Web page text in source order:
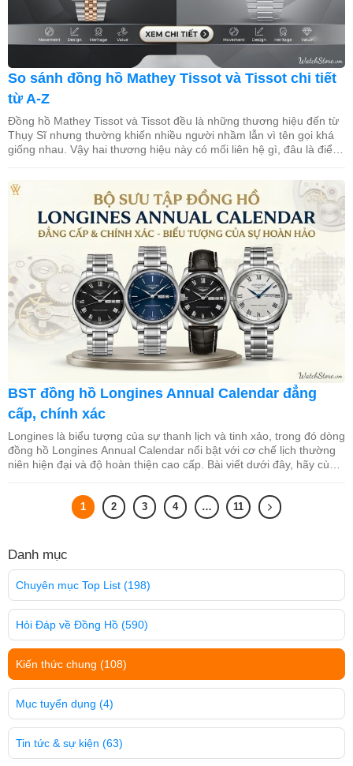
So sánh đồng hồ Mathey Tissot và Tissot chi tiết
từ A-Z
Đồng hồ Mathey Tissot và Tissot đều là những thương hiệu đến từ
Thụy Sĩ nhưng thường khiến nhiều người nhầm lẫn vì tên gọi khá
giống nhau. Vậy hai thương hiệu này có mối liên hệ gì, đâu là điểm
BST đồng hồ Longines Annual Calendar đẳng
cấp, chính xác
Longines là biểu tượng của sự thanh lịch và tinh xảo, trong đó dòng
đồng hồ Longines Annual Calendar nổi bật với cơ chế lịch thường
niên hiện đại và độ hoàn thiện cao cấp. Bài viết dưới đây, hãy cùng
1 2 3 4 … 11
Danh mục
Chuyên mục Top List (198)
Hỏi Đáp về Đồng Hồ (590)
Kiến thức chung (108)
Mục tuyển dụng (4)
Tin tức & sự kiện (63)